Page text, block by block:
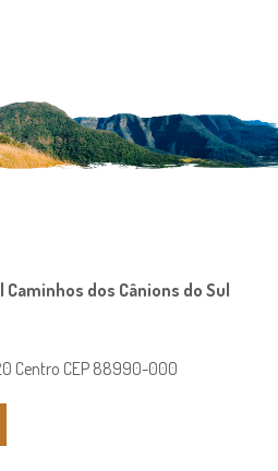
dos Cânions do Sul
Centro CEP 88990-000